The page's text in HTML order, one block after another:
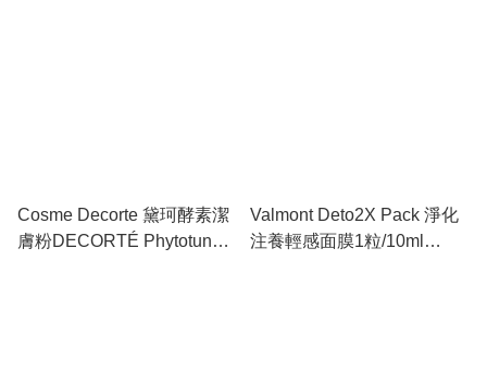
Cosme Decorte 黛珂酵素潔
膚粉DECORTÉ Phytotune
Valmont Deto2X Pack 淨化
注養輕感面膜1粒/10ml